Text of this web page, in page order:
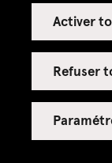
Activer
Refuser
Espace
Espace
Espace
Crédits